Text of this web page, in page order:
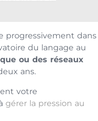
progressivement dans
du langage au
ou des réseaux
ans.
votre
gérer la pression au